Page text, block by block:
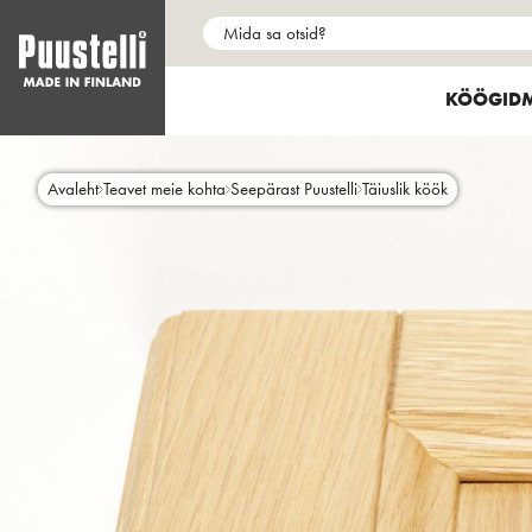
main
content
Main SHOW
KÖÖGID
Avaleht Teavet meie kohta Seepärast Puustelli Täiuslik köök